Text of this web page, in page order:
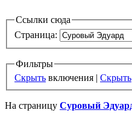
Ссылки сюда
Страница:
Фильтры
Скрыть включения | Скрыть
На страницу Суровый